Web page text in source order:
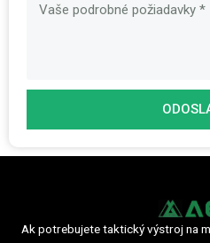
Ak potrebujete taktický výstroj na